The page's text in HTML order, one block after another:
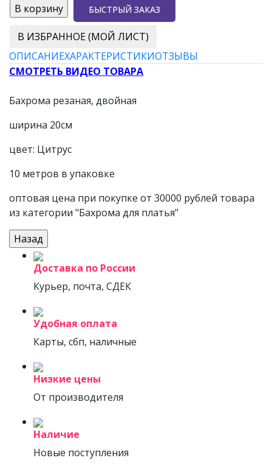
БЫСТРЫЙ ЗАКАЗ
В ИЗБРАННОЕ (МОЙ ЛИСТ)
ОПИСАНИЕХАРАКТЕРИСТИКИОТЗЫВЫ
СМОТРЕТЬ ВИДЕО ТОВАРА
Бахрома резаная, двойная
ширина 20см
цвет: Цитрус
10 метров в упаковке
оптовая цена при покупке от 30000 рублей товара
из категории "Бахрома для платья"
Доставка по России
Курьер, почта, СДЕК
Удобная оплата
Карты, сбп, наличные
Низкие цены
От производителя
Наличие
Новые поступления